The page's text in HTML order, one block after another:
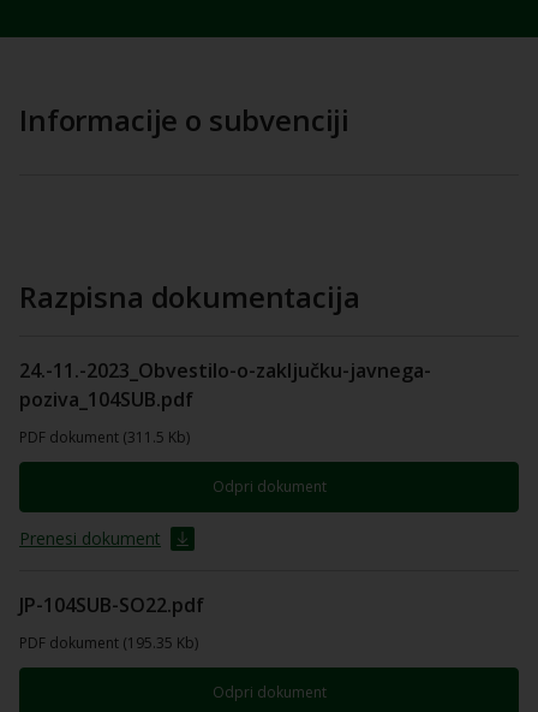
Informacije o subvenciji
Razpisna dokumentacija
24.-11.-2023_Obvestilo-o-zaključku-javnega-
poziva_104SUB.pdf
PDF dokument (311.5 Kb)
Odpri dokument
Prenesi dokument
JP-104SUB-SO22.pdf
PDF dokument (195.35 Kb)
Odpri dokument